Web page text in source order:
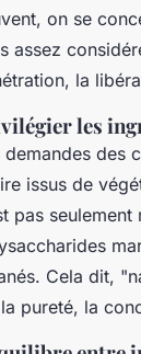
on se
assez
la
les
demandes des
issus de
pas
Cela dit,
pureté, la